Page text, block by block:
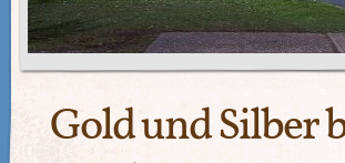
Gold und Silber